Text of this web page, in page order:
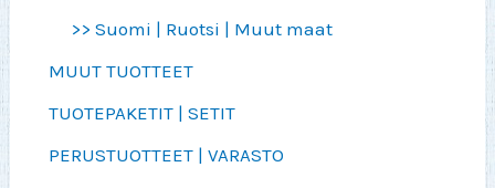
>> Suomi | Ruotsi | Muut maat
MUUT TUOTTEET
TUOTEPAKETIT | SETIT
PERUSTUOTTEET | VARASTO